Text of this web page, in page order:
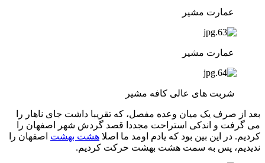
عمارت مشیر
عمارت مشیر
شربت های عالی کافه مشیر
بعد از صرف یک میان وعده مفصل، که تقریبا داشت جای ناهار را
می گرفت و اندکی استراحت مجددا قصد گردش شهر اصفهان را
کردیم. در این بین بود که یادم اومد ما اصلا هشت بهشت اصفهان را
ندیدیم، پس به سمت هشت بهشت حرکت کردیم.